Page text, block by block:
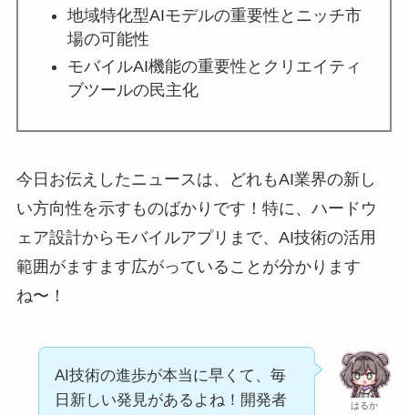
地域特化型AIモデルの重要性とニッチ市
場の可能性
モバイルAI機能の重要性とクリエイティ
ブツールの民主化
今日お伝えしたニュースは、どれもAI業界の新し
い方向性を示すものばかりです！特に、ハードウ
ェア設計からモバイルアプリまで、AI技術の活用
範囲がますます広がっていることが分かります
ね〜！
はるか
AI技術の進歩が本当に早くて、毎
日新しい発見があるよね！開発者